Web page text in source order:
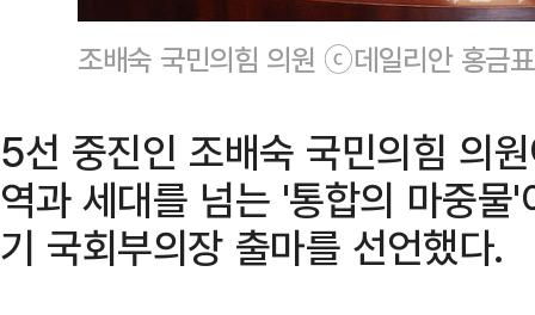
조배숙 국민의힘 의원 ⓒ데일리안 홍금
5선 중진인 조배숙 국민의힘 의
역과 세대를 넘는 '통합의 마중
기 국회부의장 출마를 선언했다.